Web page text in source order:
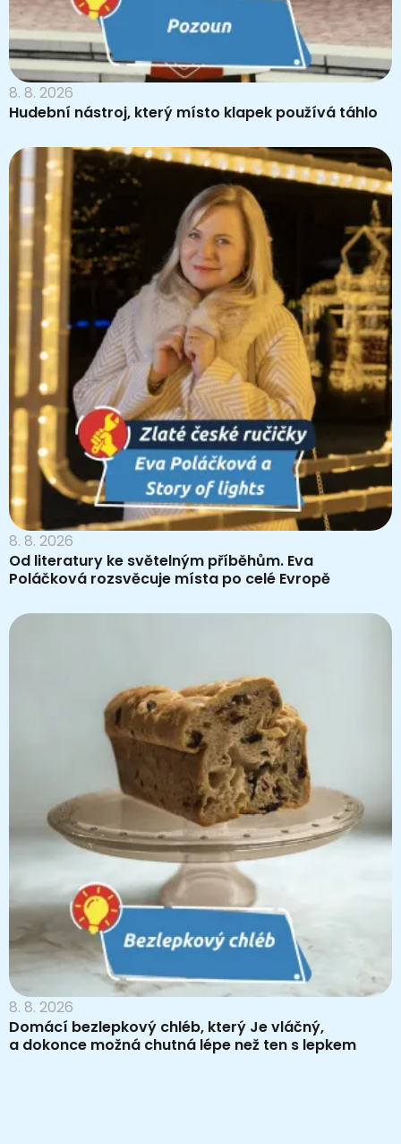
8. 8. 2026
Hudební nástroj, který místo klapek používá táhlo
8. 8. 2026
Od literatury ke světelným příběhům. Eva
Poláčková rozsvěcuje místa po celé Evropě
8. 8. 2026
Domácí bezlepkový chléb, který Je vláčný,
a dokonce možná chutná lépe než ten s lepkem